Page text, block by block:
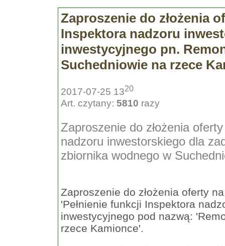
Zaproszenie do złożenia
Inspektora nadzoru
inwestycyjnego pn.
Suchedniowie na rzece
2017-07-25 1320
Art. czytany: 5810 razy
Zaproszenie do złożenia
nadzoru inwestorskiego dla
zbiornika wodnego w
Zaproszenie do złożenia oferty
'Pełnienie funkcji Inspektora
inwestycyjnego pod nazwą:
rzece Kamionce'.